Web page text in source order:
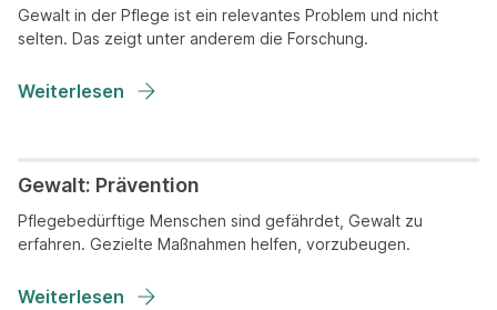
Gewalt in der Pflege ist ein relevantes Problem und nicht
selten. Das zeigt unter anderem die Forschung.
Weiterlesen
Gewalt: Prävention
Pflegebedürftige Menschen sind gefährdet, Gewalt zu
erfahren. Gezielte Maßnahmen helfen, vorzubeugen.
Weiterlesen